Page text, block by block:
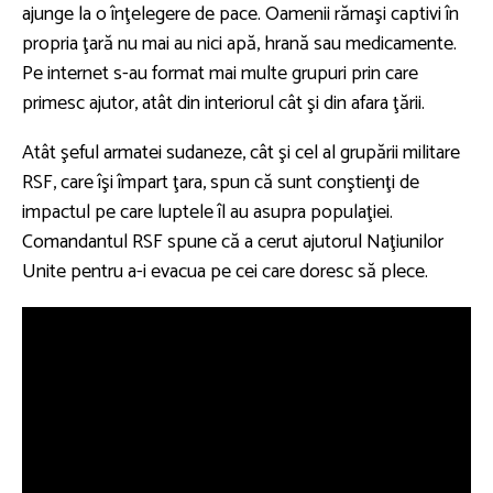
ajunge la o înţelegere de pace. Oamenii rămaşi captivi în
propria ţară nu mai au nici apă, hrană sau medicamente.
Pe internet s-au format mai multe grupuri prin care
primesc ajutor, atât din interiorul cât şi din afara ţării.
Atât şeful armatei sudaneze, cât şi cel al grupării militare
RSF, care îşi împart ţara, spun că sunt conştienţi de
impactul pe care luptele îl au asupra populaţiei.
Comandantul RSF spune că a cerut ajutorul Naţiunilor
Unite pentru a-i evacua pe cei care doresc să plece.